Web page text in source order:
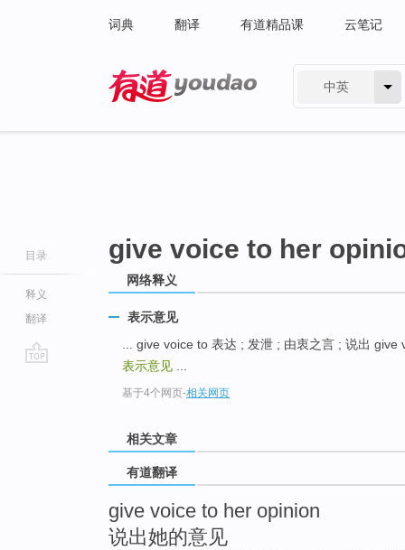
词典 翻译 有道精品课 云笔记
中英
目录
释义
翻译
give voice to her
网络释义
表示意见
... give voice to 表达 ; 发泄 ; 由衷之言 ; 说出
表示意见
基于4个网页-相关网页
相关文章
有道翻译
give voice to her opinion
说出她的意见